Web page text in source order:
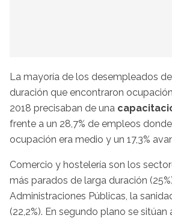
La mayoría de los desempleados
duración que encontraron
2018 precisaban de una
frente a un 28,7% de empleos
ocupación era medio y un 17,3%
Comercio y hostelería son los
más parados de larga duración
Administraciones Públicas, la
(22,2%). En segundo plano se